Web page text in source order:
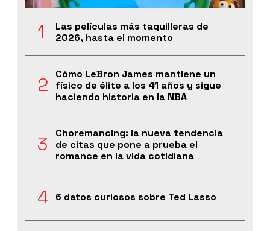
Las películas más taquilleras de
2026, hasta el momento
Cómo LeBron James mantiene un
físico de élite a los 41 años y sigue
haciendo historia en la NBA
Choremancing: la nueva tendencia
de citas que pone a prueba el
romance en la vida cotidiana
6 datos curiosos sobre Ted Lasso